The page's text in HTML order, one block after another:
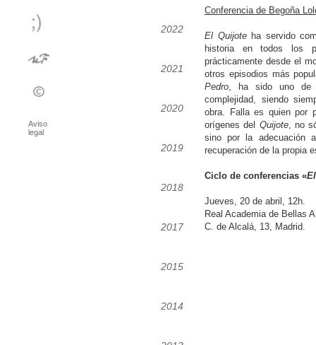
Aviso
legal
2022
2021
2020
2019
2018
2017
2015
2014
Conferencia de Begoña
El Quijoteha servido
historia en todos los
prácticamente desde el
otros episodios más
Pedro, ha sido uno de
complejidad, siendo
obra. Falla es quien por
orígenes del Quijote, no
sino por la adecuación
recuperación de la propia
Ciclo de conferencias «
Jueves, 20 de abril, 12h.
Real Academia de Bellas
C. de Alcalá, 13, Madrid.